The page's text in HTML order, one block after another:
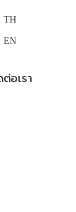
TH
EN
อเรา